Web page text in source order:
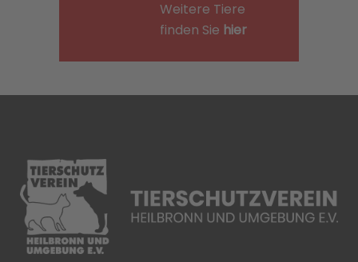
Weitere Tiere
finden Sie hier